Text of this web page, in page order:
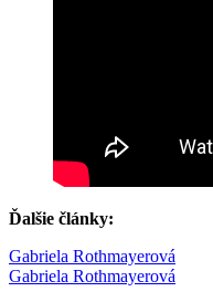
Ďalšie články:
Gabriela Rothmayerová
Gabriela Rothmayerová